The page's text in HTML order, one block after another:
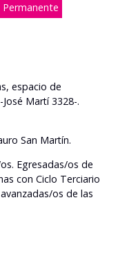
Permanente
espacio de
Martí 3328-.
San Martín.
Egresadas/os de
con Ciclo Terciario
os de las